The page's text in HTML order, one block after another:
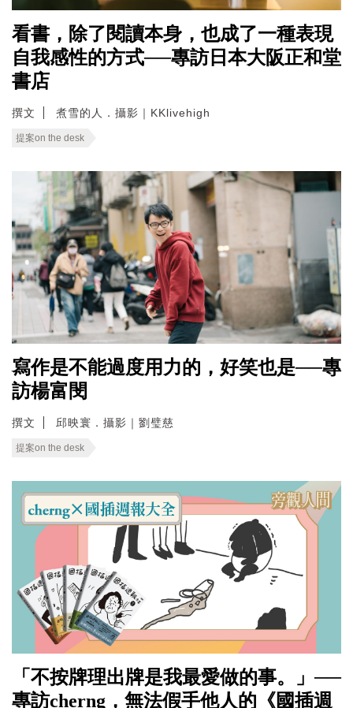
看書，除了閱讀本身，也成了一種表現
自我感性的方式──專訪日本大阪正和堂
書店
撰文 煮雪的人．攝影｜KKlivehigh
提案on the desk
寫作是不能過度用力的，好笑也是──專
訪楊富閔
撰文 邱映寰．攝影｜劉璧慈
提案on the desk
「不按牌理出牌是我最愛做的事。」──
專訪cherng，無法假手他人的《國插週